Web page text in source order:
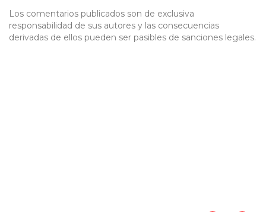
Los comentarios publicados son de exclusiva
responsabilidad de sus autores y las consecuencias
derivadas de ellos pueden ser pasibles de sanciones legales.